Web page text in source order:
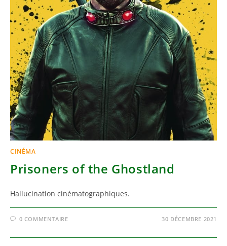
CINÉMA
Prisoners of the Ghostland
Hallucination cinématographiques.
0 COMMENTAIRE 30 DÉCEMBRE 2021